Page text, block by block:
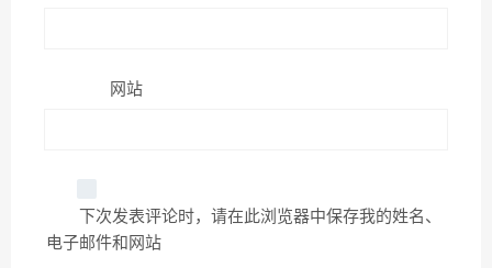
网站
下次发表评论时，请在此浏览器中保存我的姓名、
电子邮件和网站